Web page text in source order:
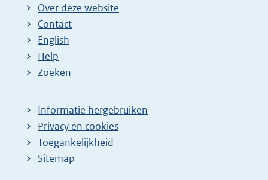
Over deze website
Contact
English
Help
Zoeken
Informatie hergebruiken
Privacy en cookies
Toegankelijkheid
Sitemap